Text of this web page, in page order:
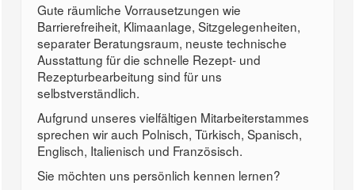
Gute räumliche Vorrausetzungen wie
Barrierefreiheit, Klimaanlage, Sitzgelegenheiten,
separater Beratungsraum, neuste technische
Ausstattung für die schnelle Rezept- und
Rezepturbearbeitung sind für uns
selbstverständlich.
Aufgrund unseres vielfältigen Mitarbeiterstammes
sprechen wir auch Polnisch, Türkisch, Spanisch,
Englisch, Italienisch und Französisch.
Sie möchten uns persönlich kennen lernen?